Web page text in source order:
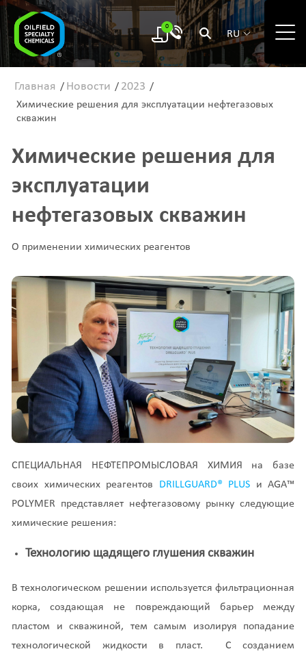
0
RU
Главная / Новости / 2023 /
Химические решения для эксплуатации нефтегазовых
скважин
Химические решения для
эксплуатации
нефтегазовых скважин
О применении химических реагентов
СПЕЦИАЛЬНАЯ НЕФТЕПРОМЫСЛОВАЯ ХИМИЯ на базе
своих химических реагентов
DRILLGUARD® PLUS и AGA™
POLYMER представляет нефтегазовому рынку следующие
химические решения:
Технологию щадящего глушения скважин
В технологическом решении используется фильтрационная
корка, создающая не повреждающий барьер между
пластом и скважиной, тем самым изолируя попадание
технологической жидкости в пласт. С созданием